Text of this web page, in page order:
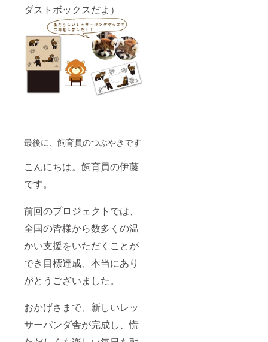
ダストボックスだよ）
最後に、飼育員のつぶやきです
こんにちは。飼育員の伊藤
です。
前回のプロジェクトでは、
全国の皆様から数多くの温
かい支援をいただくことが
でき目標達成、本当にあり
がとうございました。
おかげさまで、新しいレッ
サーパンダ舎が完成し、慌